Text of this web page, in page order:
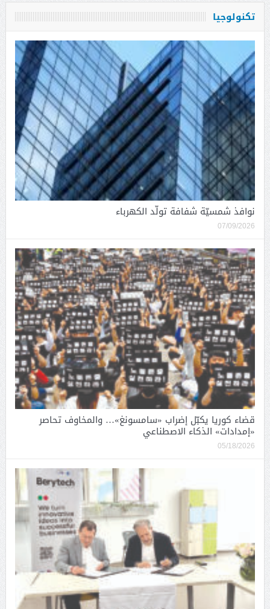
تكنولوجيا
نوافذ شمسيّة شفافة تولّد الكهرباء
07/09/2026
قضاء كوريا يكبّل إضراب «سامسونغ»… والمخاوف تحاصر
«إمدادات» الذكاء الاصطناعي
05/18/2026